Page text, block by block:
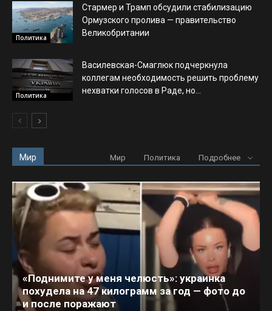
Политика
Стармер и Трамп обсудили стабилизацию
Ормузского пролива — правительство
Великобритании
Политика
Василевская-Смаглюк подчеркнула
коллегам необходимость решить проблему
нехватки голосов в Раде, но...
Мир Мир Политика Подробнее
«Поднимите у меня челюсть»: украинка
похудела на 47 килограмм за год — фото до
и после поражают